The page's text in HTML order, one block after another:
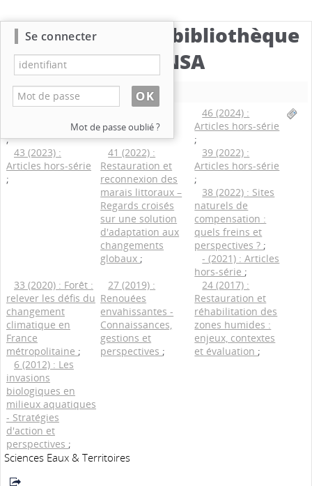
Catalogue de la bibliothèque
du CBNSA
Nouvelle recherche
Articles hors-série
;
46 (2024) :
Articles hors-série
;
43 (2023) :
Articles hors-série
;
41 (2022) :
Restauration et
reconnexion des
marais littoraux –
Regards croisés
sur une solution
d'adaptation aux
changements
globaux ;
39 (2022) :
Articles hors-série
;
38 (2022) : Sites
naturels de
compensation :
quels freins et
perspectives ? ;
- (2021) : Articles
hors-série ;
33 (2020) : Forêt :
relever les défis du
changement
climatique en
France
métropolitaine ;
27 (2019) :
Renouées
envahissantes -
Connaissances,
gestions et
perspectives ;
24 (2017) :
Restauration et
réhabilitation des
zones humides :
enjeux, contextes
et évaluation ;
6 (2012) : Les
invasions
biologiques en
milieux aquatiques
- Stratégies
d'action et
perspectives ;
Sciences Eaux & Territoires
Se connecter
Mot de passe oublié ?